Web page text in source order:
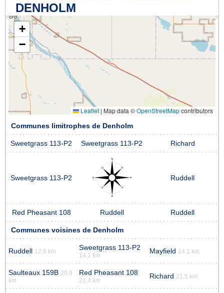
DENHOLM
+
−
Leaflet | Map data ©OpenStreetMapcontributors
Communes limitrophes de Denholm
Sweetgrass 113-P2 Sweetgrass 113-P2 Richard
Sweetgrass 113-P2 Ruddell
Red Pheasant 108 Ruddell Ruddell
Communes voisines de Denholm
Ruddell 12.6 km Sweetgrass 113-P2
14.1 km
Mayfield 14.1 km
Saulteaux 159B 20.9
km
Red Pheasant 108
21.4 km
Richard 21.5 km